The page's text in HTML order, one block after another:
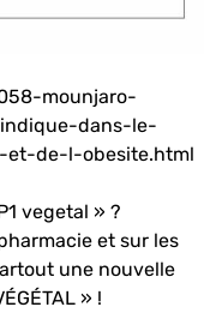
mounjaro-
dans-le-
de-l-obesite.html
vegetal » ?
et sur les
une nouvelle
» !